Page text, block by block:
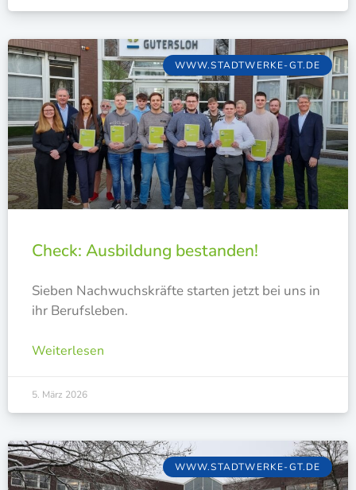
WWW.STADTWERKE-GT.DE
Check: Ausbildung bestanden!
Sie­ben Nach­wuchs­kräf­te star­ten jetzt bei uns in
ihr Berufsleben.
Weiterlesen
5. März 2026
WWW.STADTWERKE-GT.DE